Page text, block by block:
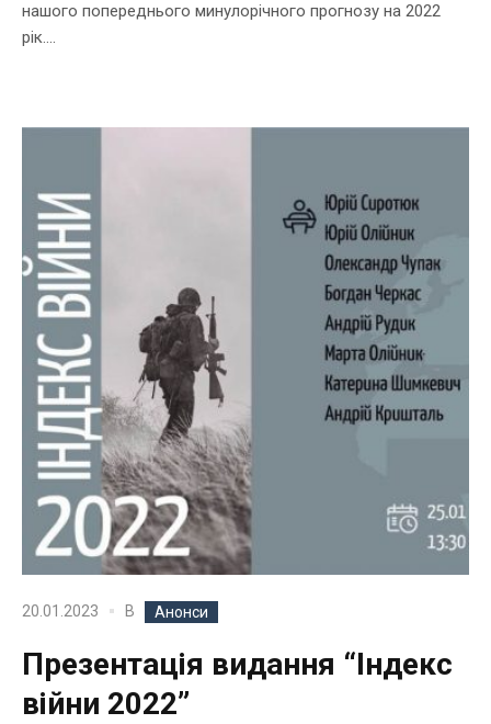
нашого попереднього минулорічного прогнозу на 2022
рік....
20.01.2023 В Анонси
Презентація видання “Індекс
війни 2022”